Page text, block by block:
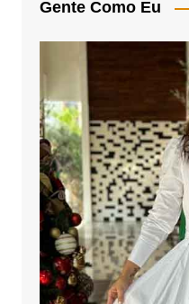
p
p
o
o
Gente Como Eu